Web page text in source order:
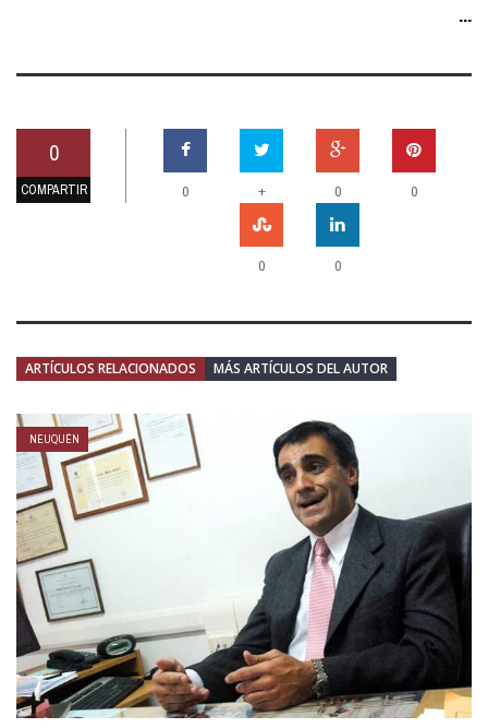
...
0
COMPARTIR 0 + 0 0
0 0
ARTÍCULOS RELACIONADOS MÁS ARTÍCULOS DEL AUTOR
NEUQUÉN